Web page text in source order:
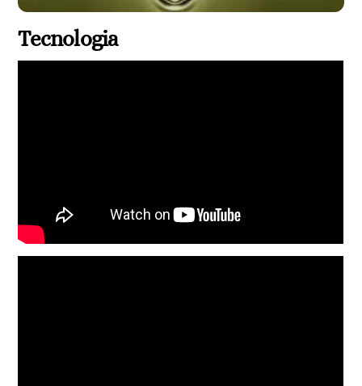
Tecnologia